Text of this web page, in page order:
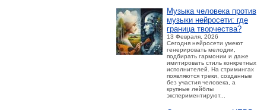
Музыка человека против
музыки нейросети: где
граница творчества?
13 Февраля, 2026
Сегодня нейросети умеют
генерировать мелодии,
подбирать гармонии и даже
имитировать стиль конкретных
исполнителей. На стримингах
появляются треки, созданные
без участия человека, а
крупные лейблы
экспериментируют...